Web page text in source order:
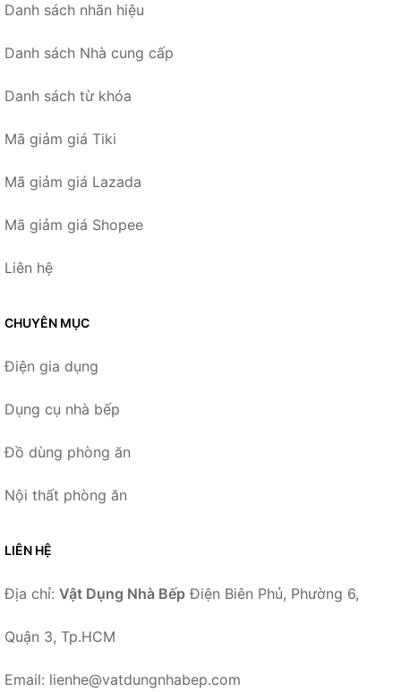
Danh sách nhãn hiệu
Danh sách Nhà cung cấp
Danh sách từ khóa
Mã giảm giá Tiki
Mã giảm giá Lazada
Mã giảm giá Shopee
Liên hệ
CHUYÊN MỤC
Điện gia dụng
Dụng cụ nhà bếp
Đồ dùng phòng ăn
Nội thất phòng ăn
LIÊN HỆ
Địa chỉ: Vật Dụng Nhà Bếp Điện Biên Phủ, Phường 6,
Quận 3, Tp.HCM
Email: lienhe@vatdungnhabep.com